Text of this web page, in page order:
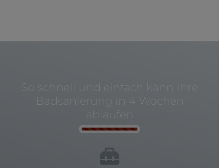
So schnell und einfach kann Ihre
Badsanierung in 4 Wochen
ablaufen